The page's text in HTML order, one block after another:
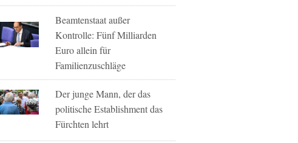
Beamtenstaat außer
Kontrolle: Fünf Milliarden
Euro allein für
Familienzuschläge
Der junge Mann, der das
politische Establishment das
Fürchten lehrt